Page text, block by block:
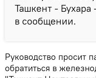
Ташкент - Бухара
в сообщении.
Руководство просит
обратиться в